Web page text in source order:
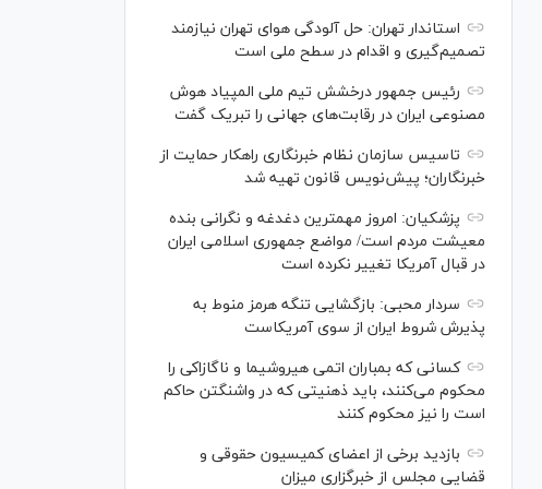
استاندار تهران: حل آلودگی هوای تهران نیازمند
تصمیم‌گیری و اقدام در سطح ملی است
رئیس جمهور درخشش تیم ملی المپیاد هوش
مصنوعی ایران در رقابت‌های جهانی را تبریک گفت
تاسیس سازمان نظام خبرنگاری راهکار حمایت از
خبرنگاران؛ پیش‌نویس قانون تهیه شد
پزشکیان: امروز مهمترین دغدغه و نگرانی بنده
معیشت مردم است/ مواضع جمهوری اسلامی ایران
در قبال آمریکا تغییر نکرده است
سردار محبی: بازگشایی تنگه هرمز منوط به
پذیرش شروط ایران از سوی آمریکاست
کسانی که بمباران اتمی هیروشیما و ناگازاکی را
محکوم می‌کنند، باید ذهنیتی که در واشنگتن حاکم
است را نیز محکوم کنند
بازدید برخی از اعضای کمیسیون حقوقی و
قضایی مجلس از خبرگزاری میزان